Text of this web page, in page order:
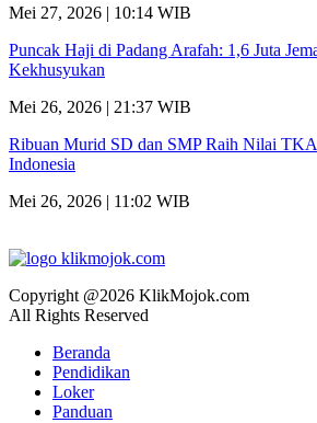
Mei 27, 2026 | 10:14 WIB
Puncak Haji di Padang Arafah: 1,6 Juta
Kekhusyukan
Mei 26, 2026 | 21:37 WIB
Ribuan Murid SD dan SMP Raih Nilai TKA
Indonesia
Mei 26, 2026 | 11:02 WIB
Copyright @2026 KlikMojok.com
All Rights Reserved
Beranda
Pendidikan
Loker
Panduan